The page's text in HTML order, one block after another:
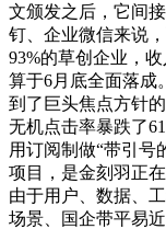
文颁发之后，它间
钉、企业微信来说
93%的草创企业，
算于6月底全面落成
到了巨头焦点方针
无机点击率暴跌了
用订阅制做“带引号
项目，是金刻羽正
由于用户、数据、
场景、国企带平易